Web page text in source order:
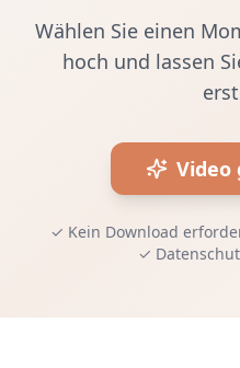
Wählen Sie einen
hoch und lassen
Video
✓ Kein Download
✓